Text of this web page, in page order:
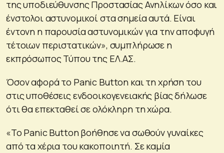
της υποδιεύθυνσης Προστασίας Ανηλίκων όσο και
ένστολοι αστυνομικοί στα σημεία αυτά. Είναι
έντονη η παρουσία αστυνομικών για την αποφυγή
τέτοιων περιστατικών», συμπλήρωσε η
εκπρόσωπος Τύπου της ΕΛ.ΑΣ.
Όσον αφορά το Panic Button και τη χρήση του
στις υποθέσεις ενδοοικογενειακής βίας δήλωσε
ότι θα επεκταθεί σε ολόκληρη τη χώρα.
«Το Panic Button βοήθησε να σωθούν γυναίκες
από τα χέρια του κακοποιητή. Σε καμία